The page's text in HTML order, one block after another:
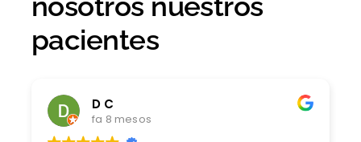
pacientes
D C
fa 8 mesos